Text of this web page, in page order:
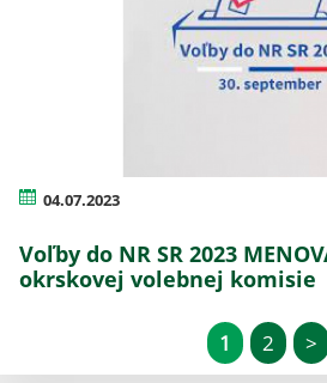
04.07.2023
Voľby do NR SR 2023
okrskovej volebnej komisie
1 2 >